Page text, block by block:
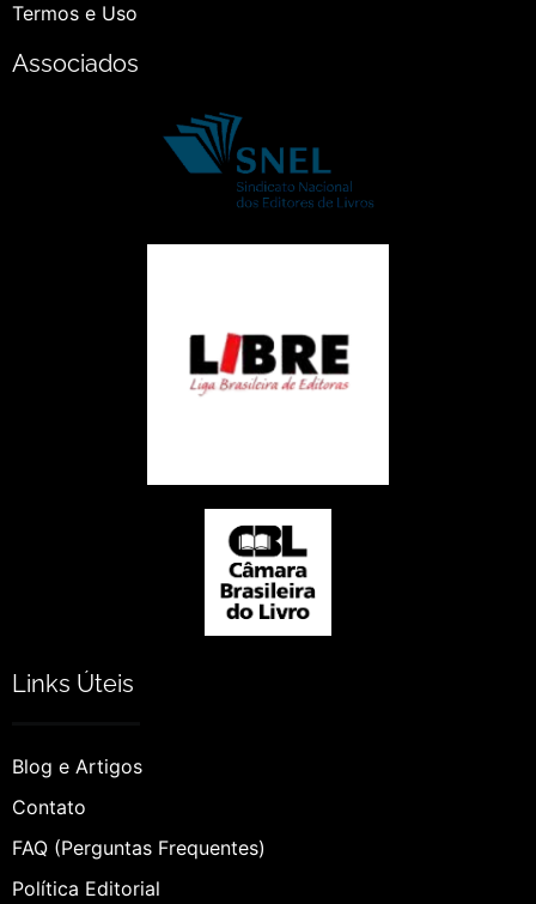
Termos e Uso
Associados
Links Úteis
Blog e Artigos
Contato
FAQ (Perguntas Frequentes)
Política Editorial